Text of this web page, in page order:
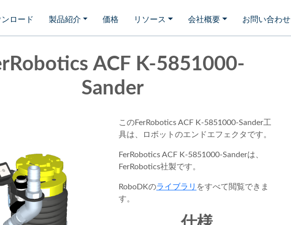
ロード 製品紹介 価格 リソース 会社概要 お問い合わせ
ACF K-5851000-
Sander
このFerRobotics ACF K-5851000-Sander工
具は、ロボットのエンドエフェクタです。
FerRobotics ACF K-5851000-Sanderは、
FerRobotics社製です。
RoboDKのライブラリ をすべて閲覧できま
す。